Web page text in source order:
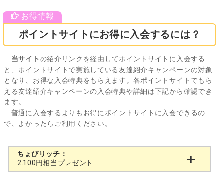
ポイントサイトにお得に入会するには？
当サイト の紹介リンクを経由してポイントサイトに入会する
と、ポイントサイトで実施している友達紹介キャンペーンの対象
となり、お得な入会特典をもらえます。各ポイントサイトでもら
える友達紹介キャンペーンの入会特典や詳細は下記から確認でき
ます。
普通に入会するよりもお得にポイントサイトに入会できるの
で、よかったらご利用ください。
ちょびリッチ：
2,100円相当プレゼント